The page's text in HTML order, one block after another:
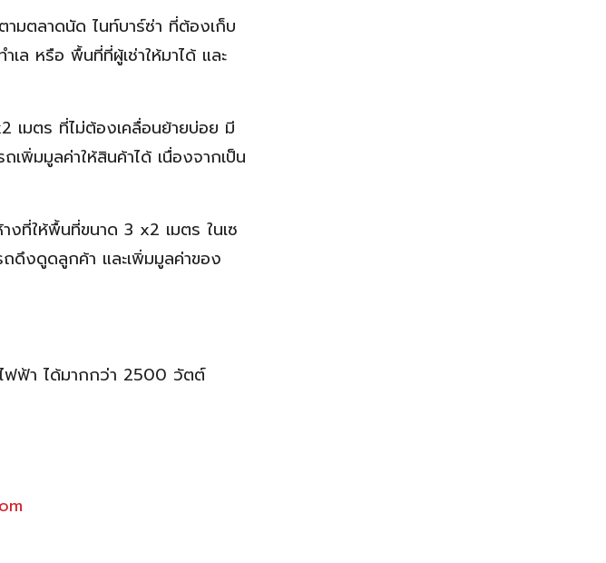
มตลาดนัด ไนท์บาร์ซ่า ที่ต้องเก็บ
ล หรือ พื้นที่ที่ผู้เช่าให้มาได้ และ
เมตร ที่ไม่ต้องเคลื่อนย้ายบ่อย มี
เพิ่มมูลค่าให้สินค้าได้ เนื่องจากเป็น
ที่ให้พื้นที่ขนาด 3 x2 เมตร ในเซ
ดึงดูดลูกค้า และเพิ่มมูลค่าของ
ฟฟ้า ได้มากกว่า 2500 วัตต์